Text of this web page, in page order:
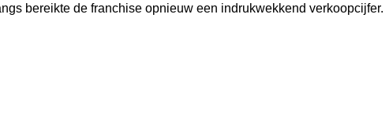
bereikte de franchise opnieuw een indrukwekkend verkoopcijfer.